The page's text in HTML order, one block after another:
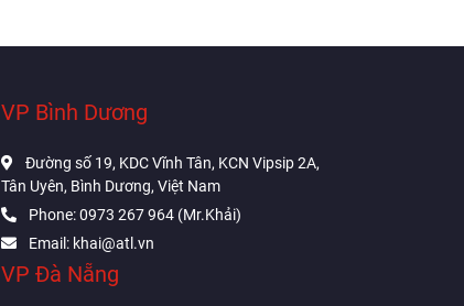
VP Bình Dương
Đường số 19, KDC Vĩnh Tân, KCN Vipsip 2A,
Tân Uyên, Bình Dương, Việt Nam
Phone: 0973 267 964 (Mr.Khải)
Email: khai@atl.vn
VP Đà Nẵng